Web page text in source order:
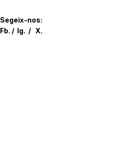
Segeix-nos:
Fb. / Ig. / X.